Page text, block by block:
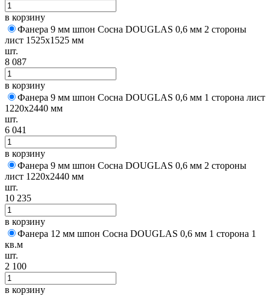
в корзину
Фанера 9 мм шпон Сосна DOUGLAS 0,6 мм 2 стороны
лист 1525х1525 мм
шт.
8 087
в корзину
Фанера 9 мм шпон Сосна DOUGLAS 0,6 мм 1 сторона лист
1220х2440 мм
шт.
6 041
в корзину
Фанера 9 мм шпон Сосна DOUGLAS 0,6 мм 2 стороны
лист 1220х2440 мм
шт.
10 235
в корзину
Фанера 12 мм шпон Сосна DOUGLAS 0,6 мм 1 сторона 1
кв.м
шт.
2 100
в корзину